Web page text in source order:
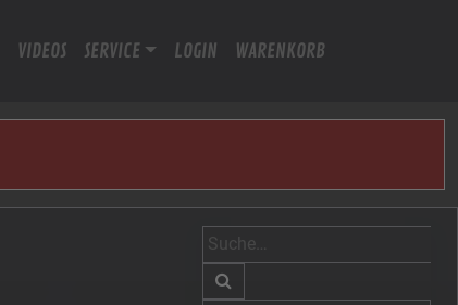
VIDEOS SERVICE LOGIN WARENKORB